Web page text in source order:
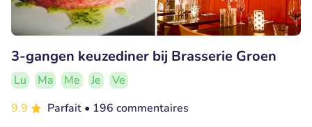
3-gangen keuzediner bij Brasserie Groen
Lu Ma Me Je
Ve
9.9
Parfait • 196 commentaires